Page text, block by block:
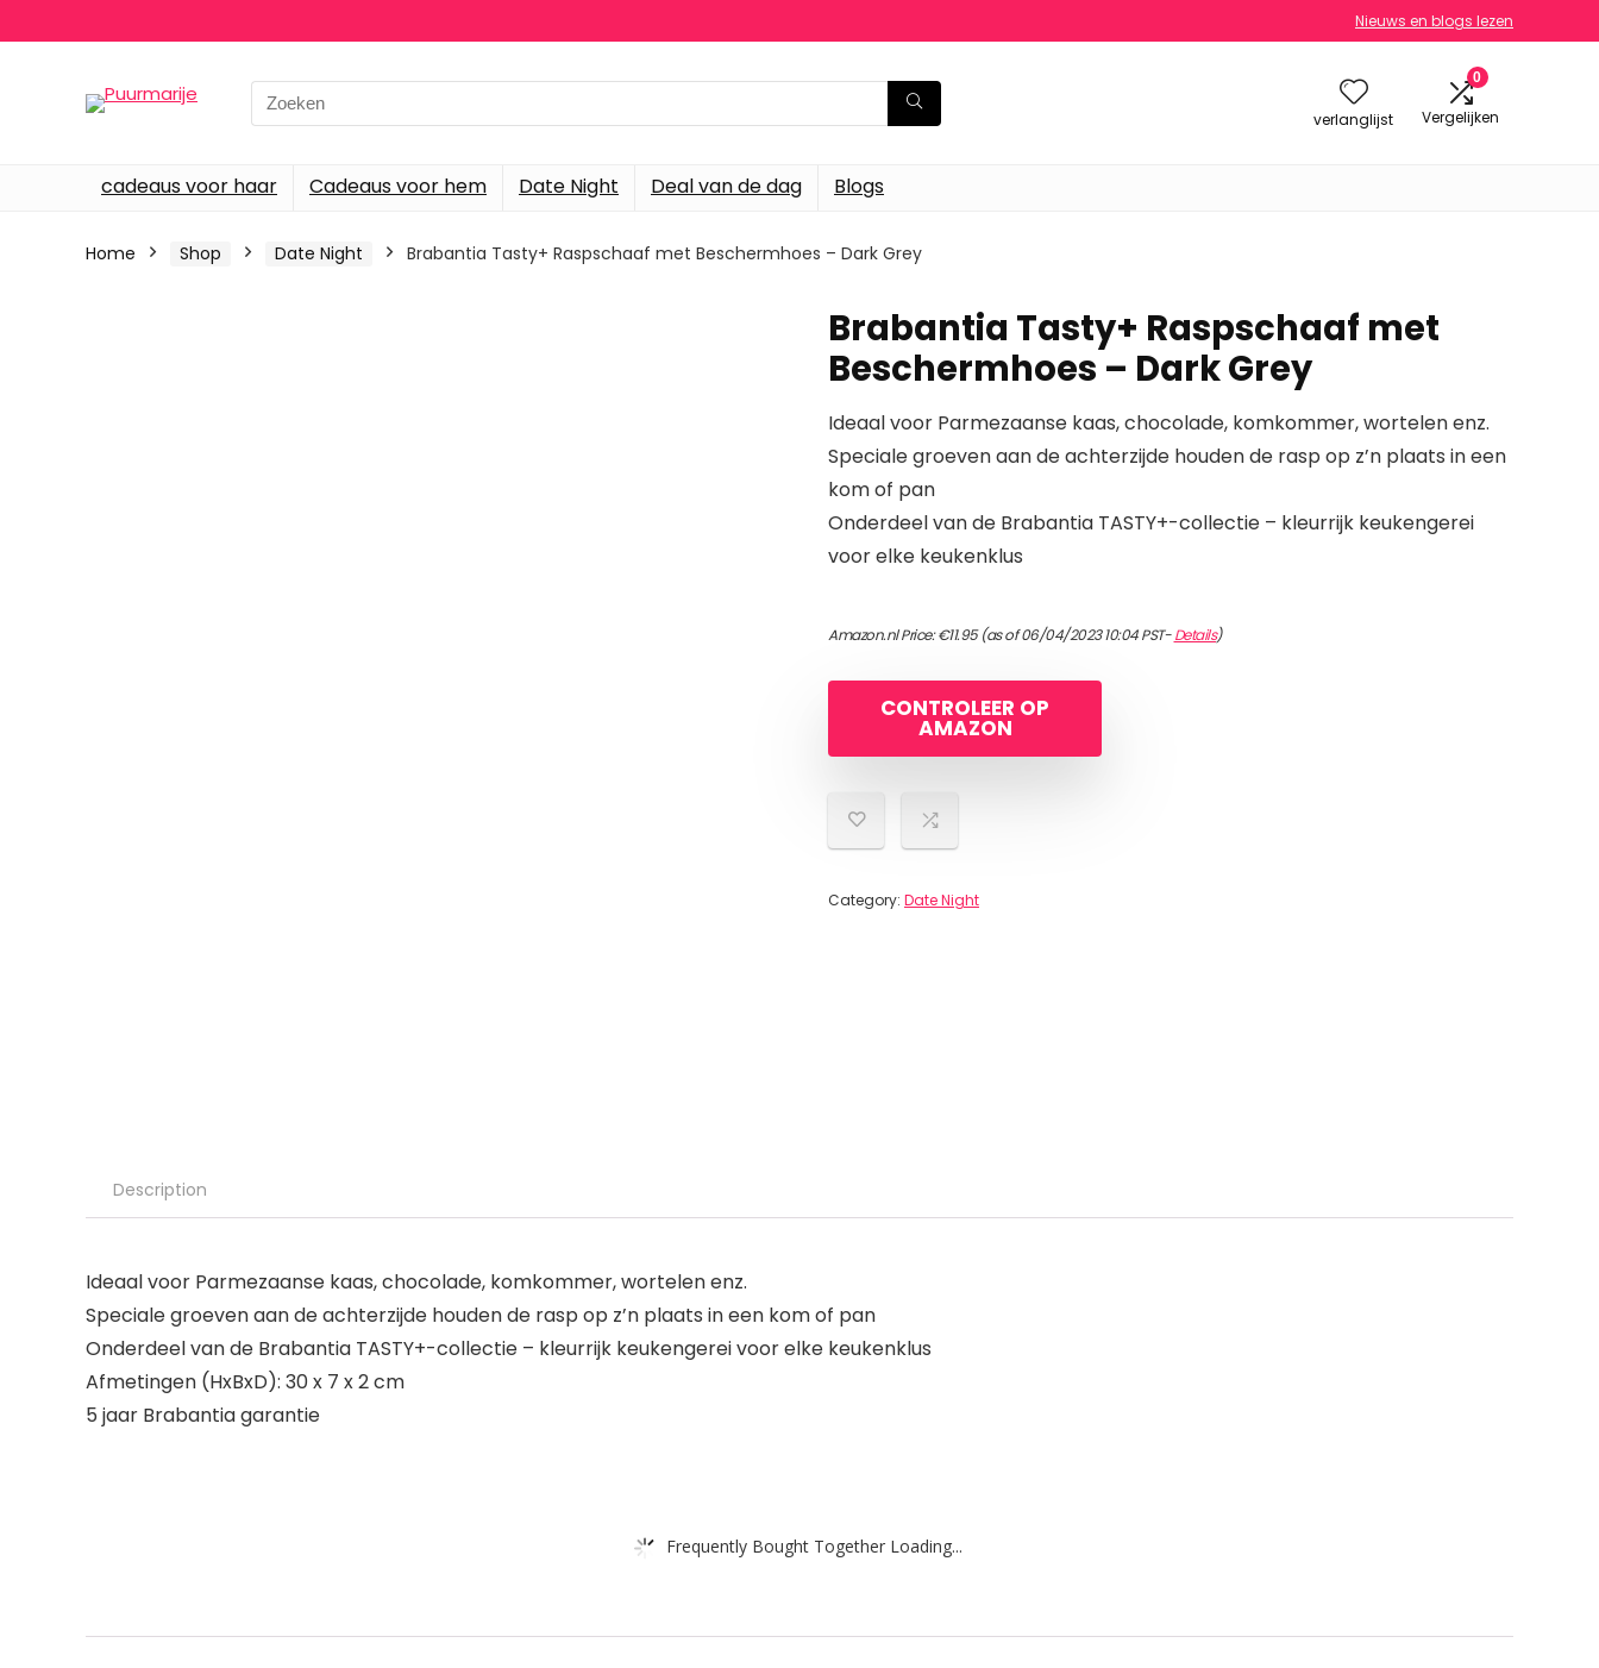
Nieuws en blogs lezen
Search
for:
verlanglijst
0
Vergelijken
cadeaus voor haar Cadeaus voor hem Date Night Deal van de dag Blogs
Home Shop Date Night Brabantia Tasty+ Raspschaaf met Beschermhoes – Dark Grey
Brabantia Tasty+ Raspschaaf met
Beschermhoes – Dark Grey
Ideaal voor Parmezaanse kaas, chocolade, komkommer, wortelen enz.
Speciale groeven aan de achterzijde houden de rasp op z’n plaats in een
kom of pan
Onderdeel van de Brabantia TASTY+-collectie – kleurrijk keukengerei
voor elke keukenklus
Amazon.nl Price:€11.95(as of 06/04/2023 10:04 PST-Details)
CONTROLEER OP
AMAZON
Category: Date Night
Description
Ideaal voor Parmezaanse kaas, chocolade, komkommer, wortelen enz.
Speciale groeven aan de achterzijde houden de rasp op z’n plaats in een kom of pan
Onderdeel van de Brabantia TASTY+-collectie – kleurrijk keukengerei voor elke keukenklus
Afmetingen (HxBxD): 30 x 7 x 2 cm
5 jaar Brabantia garantie
Frequently Bought Together Loading...